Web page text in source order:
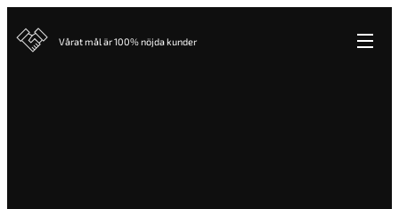
Vårat mål är 100% nöjda kunder